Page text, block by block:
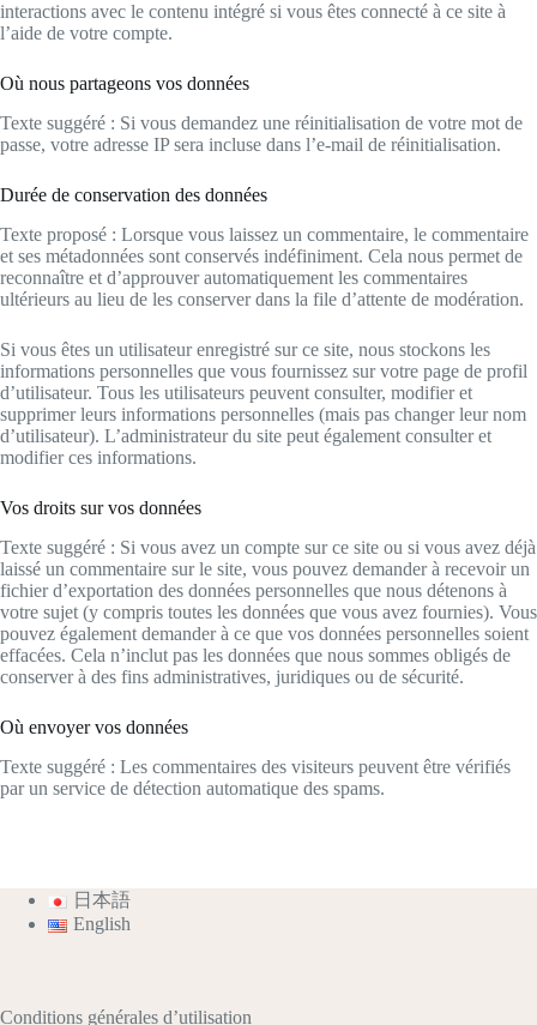
interactions avec le contenu intégré si vous êtes connecté à ce site à
l’aide de votre compte.
Où nous partageons vos données
Texte suggéré : Si vous demandez une réinitialisation de votre mot de
passe, votre adresse IP sera incluse dans l’e-mail de réinitialisation.
Durée de conservation des données
Texte proposé : Lorsque vous laissez un commentaire, le commentaire
et ses métadonnées sont conservés indéfiniment. Cela nous permet de
reconnaître et d’approuver automatiquement les commentaires
ultérieurs au lieu de les conserver dans la file d’attente de modération.
Si vous êtes un utilisateur enregistré sur ce site, nous stockons les
informations personnelles que vous fournissez sur votre page de profil
d’utilisateur. Tous les utilisateurs peuvent consulter, modifier et
supprimer leurs informations personnelles (mais pas changer leur nom
d’utilisateur). L’administrateur du site peut également consulter et
modifier ces informations.
Vos droits sur vos données
Texte suggéré : Si vous avez un compte sur ce site ou si vous avez déjà
laissé un commentaire sur le site, vous pouvez demander à recevoir un
fichier d’exportation des données personnelles que nous détenons à
votre sujet (y compris toutes les données que vous avez fournies). Vous
pouvez également demander à ce que vos données personnelles soient
effacées. Cela n’inclut pas les données que nous sommes obligés de
conserver à des fins administratives, juridiques ou de sécurité.
Où envoyer vos données
Texte suggéré : Les commentaires des visiteurs peuvent être vérifiés
par un service de détection automatique des spams.
日本語
English
Conditions générales d’utilisation